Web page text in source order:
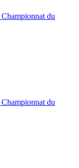
Championnat du
Championnat du